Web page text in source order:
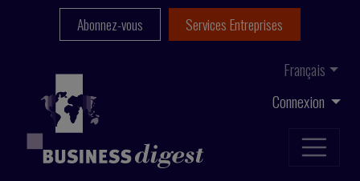
Connexion
Français
Abonnez-vous Services Entreprises